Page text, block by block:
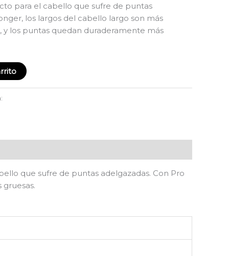
para el cabello que sufre de puntas
los largos del cabello largo son más
y los puntas quedan duraderamente más
que sufre de puntas adelgazadas. Con Pro